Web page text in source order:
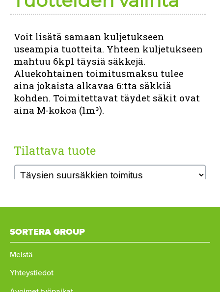
SORTERA GROUP
Meistä
Yhteystiedot